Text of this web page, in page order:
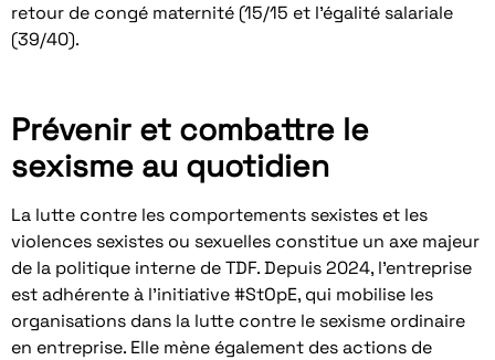
retour de congé maternité (15/15 et l’égalité salariale
(39/40).
Prévenir et combattre le
sexisme au quotidien
La lutte contre les comportements sexistes et les
violences sexistes ou sexuelles constitue un axe majeur
de la politique interne de TDF. Depuis 2024, l’entreprise
est adhérente à l’initiative #StOpE, qui mobilise les
organisations dans la lutte contre le sexisme ordinaire
en entreprise. Elle mène également des actions de